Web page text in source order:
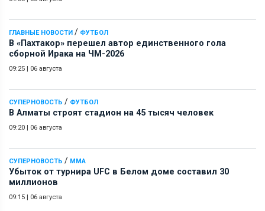
ГЛАВНЫЕ НОВОСТИ / ФУТБОЛ
В «Пахтакор» перешел автор единственного гола
сборной Ирака на ЧМ-2026
09:25 06 августа
СУПЕРНОВОСТЬ / ФУТБОЛ
В Алматы строят стадион на 45 тысяч человек
09:20 06 августа
СУПЕРНОВОСТЬ / ММА
Убыток от турнира UFC в Белом доме составил 30
миллионов
09:15 06 августа